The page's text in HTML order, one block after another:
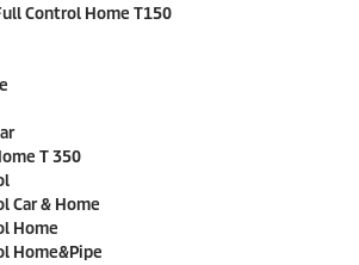
Control Home T150
T 350
Car & Home
Home
Home&Pipe